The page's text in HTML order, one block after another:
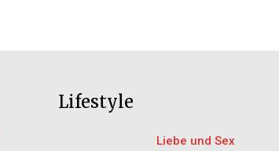
Lifestyle
Liebe und Sex